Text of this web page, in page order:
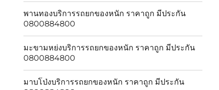
พานทองบริการรถยกของหนัก ราคาถูก มีประกัน
0800884800
มะขามหย่งบริการรถยกของหนัก ราคาถูก มีประกัน
0800884800
มาบโป่งบริการรถยกของหนัก ราคาถูก มีประกัน